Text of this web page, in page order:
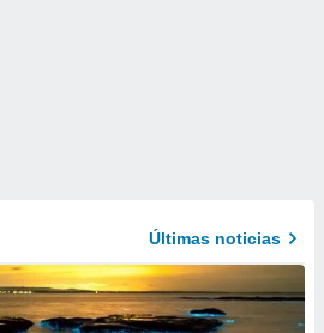
Últimas noticias